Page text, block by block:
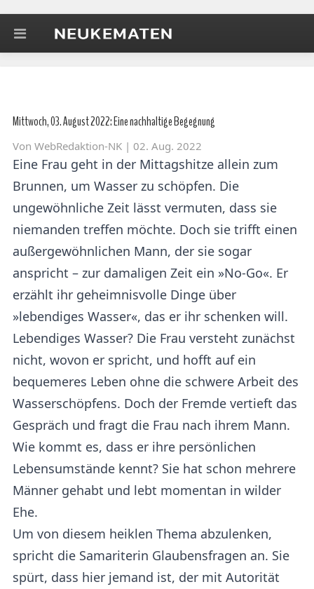
Mittwoch, 03. August 2022: Eine nachhaltige Begegnung
Von WebRedaktion-NK | 02. Aug. 2022
Eine Frau geht in der Mittagshitze allein zum
Brunnen, um Wasser zu schöpfen. Die
ungewöhnliche Zeit lässt vermuten, dass sie
niemanden treffen möchte. Doch sie trifft einen
außergewöhnlichen Mann, der sie sogar
anspricht – zur damaligen Zeit ein »No-Go«. Er
erzählt ihr geheimnisvolle Dinge über
»lebendiges Wasser«, das er ihr schenken will.
Lebendiges Wasser? Die Frau versteht zunächst
nicht, wovon er spricht, und hofft auf ein
bequemeres Leben ohne die schwere Arbeit des
Wasserschöpfens. Doch der Fremde vertieft das
Gespräch und fragt die Frau nach ihrem Mann.
Wie kommt es, dass er ihre persönlichen
Lebensumstände kennt? Sie hat schon mehrere
Männer gehabt und lebt momentan in wilder
Ehe.
Um von diesem heiklen Thema abzulenken,
spricht die Samariterin Glaubensfragen an. Sie
spürt, dass hier jemand ist, der mit Autorität